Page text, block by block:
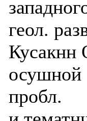
геол.
Кусакнн
осушной
пробл.